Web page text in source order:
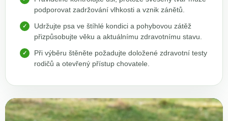
podporovat zadržování vlhkosti a vznik zánětů.
Udržujte psa ve štíhlé kondici a pohybovou zátěž
přizpůsobujte věku a aktuálnímu zdravotnímu stavu.
Při výběru štěněte požadujte doložené zdravotní testy
rodičů a otevřený přístup chovatele.